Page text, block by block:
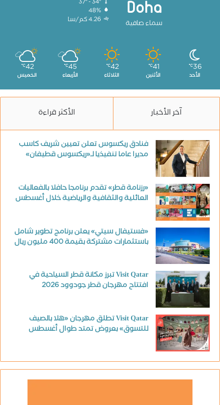
Doha
سماء صافية
48%
4.26 كم/سا
36
℃
الأحد
41
℃
الأثنين
42
℃
الثلاثاء
45
℃
الأربعاء
42
℃
الخميس
آخر الأخبار الأكثر قراءة
فنادق ريكسوس تعلن تعيين شريف كاسب
مديرا عاما تنفيذيا لـ«ريكسوس قطيفان»
«رزنامة قطر» تقدم برنامجا حافلا بالفعاليات
العائلية والثقافية والرياضية خلال أغسطس
«فستيفال سيتي» يعلن برنامج تطوير شامل
باستثمارات مشتركة بقيمة 400 مليون ريال
Visit Qatar تبرز مكانة قطر السياحية في
افتتاح مهرجان قطر جودوود 2026
Visit Qatar تطلق مهرجان «هلا بالصيف
للتسوق» بعروض تمتد طوال أغسطس